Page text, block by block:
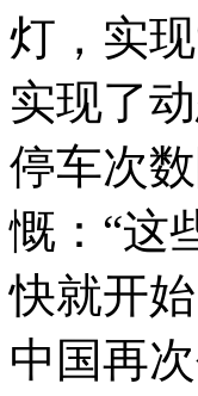
灯，实
实现了
停车次
慨：“这
快就开
中国再